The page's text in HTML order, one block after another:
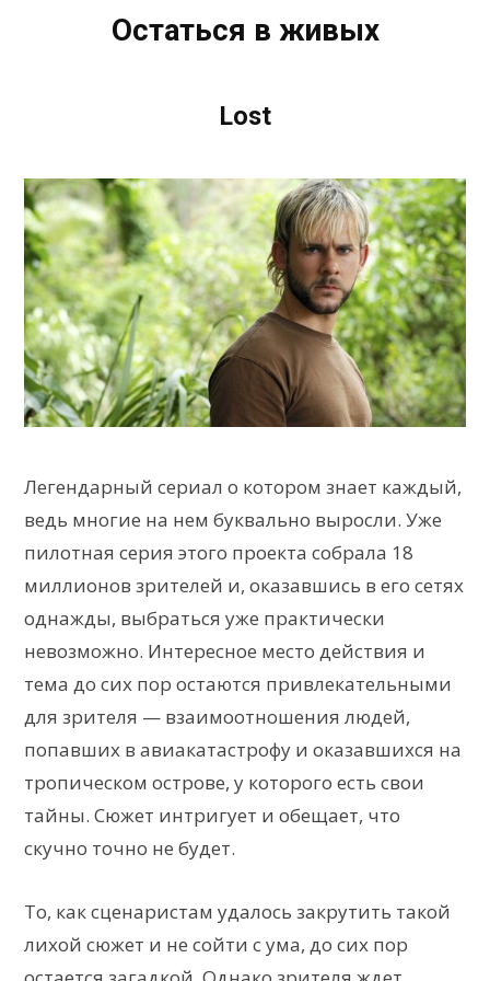
Остаться в живых
Lost
Легендарный сериал о котором знает каждый,
ведь многие на нем буквально выросли. Уже
пилотная серия этого проекта собрала 18
миллионов зрителей и, оказавшись в его сетях
однажды, выбраться уже практически
невозможно. Интересное место действия и
тема до сих пор остаются привлекательными
для зрителя — взаимоотношения людей,
попавших в авиакатастрофу и оказавшихся на
тропическом острове, у которого есть свои
тайны. Сюжет интригует и обещает, что
скучно точно не будет.
То, как сценаристам удалось закрутить такой
лихой сюжет и не сойти с ума, до сих пор